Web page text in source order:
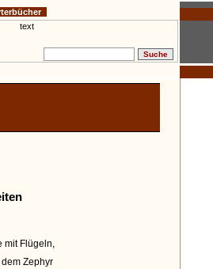
mit Flügeln,
Zephyr